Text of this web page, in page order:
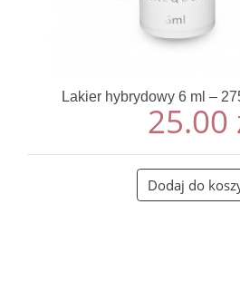
Lakier hybrydowy 6 ml –
25.00
Dodaj do